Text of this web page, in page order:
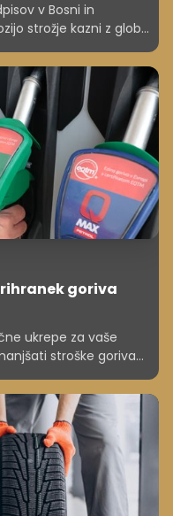
v Bosni in
strožje kazni z globo
o varnosti
poleg visokih
trajen odvzem vozila,
goriva
ukrepe za vaše
stroške goriva